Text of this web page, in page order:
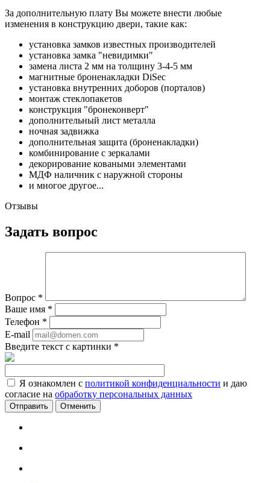
За дополнительную плату Вы можете внести любые
изменения в конструкцию двери, такие как:
установка замков известных производителей
установка замка "невидимки"
замена листа 2 мм на толщину 3-4-5 мм
магнитные броненакладки DiSec
установка внутренних доборов (порталов)
монтаж стеклопакетов
конструкция "бронеконверт"
дополнительный лист металла
ночная задвижка
дополнительная защита (броненакладки)
комбинирование с зеркалами
декорирование коваными элементами
МДФ наличник с наружной стороны
и многое другое...
Отзывы
Задать вопрос
Вопрос *
Ваше имя *
Телефон *
E-mail
Введите текст с картинки *
Я ознакомлен с политикой конфиденциальности и даю
согласие на обработку персональных данных
Отменить